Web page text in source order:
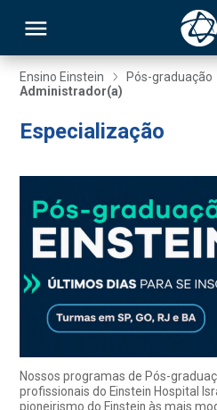
Ensino Einstein Pós-graduação
Administrador(a)
Especialização
Nossos programas de Pós-
profissionais do Einstein Hospital
pioneirismo do Einstein às mais